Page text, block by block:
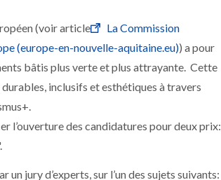
(voir article
La Commission
(europe-en-nouvelle-aquitaine.eu)) a pour
bâtis plus verte et plus attrayante. Cette
inclusifs et esthétiques à travers
l’ouverture des candidatures pour deux prix:
jury d’experts, sur l’un des sujets suivants: